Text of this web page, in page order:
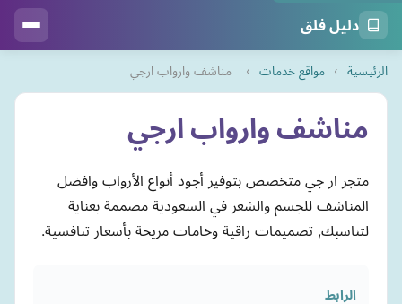
دليل فلق
الرئيسية › مواقع خدمات › مناشف وارواب ارجي
مناشف وارواب ارجي
متجر ار جي متخصص بتوفير أجود أنواع الأرواب وافضل
المناشف للجسم والشعر في السعودية مصممة بعناية
لتناسبك, تصميمات راقية وخامات مريحة بأسعار تنافسية.
الرابط